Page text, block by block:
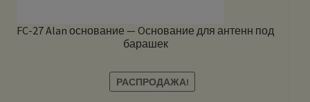
FC-27 Alan основание — Oснование для антенн под
барашек
РАСПРОДАЖА!